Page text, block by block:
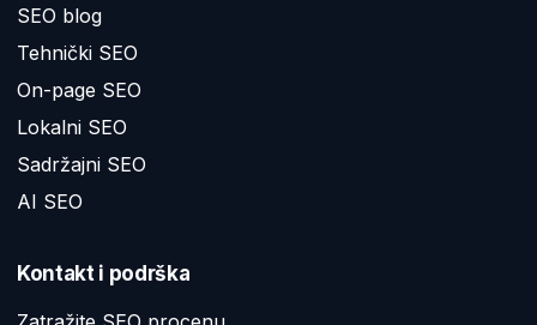
SEO blog
Tehnički SEO
On-page SEO
Lokalni SEO
Sadržajni SEO
AI SEO
Kontakt i podrška